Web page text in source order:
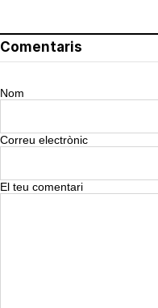
Comentaris
Nom
Correu electrònic
El teu comentari